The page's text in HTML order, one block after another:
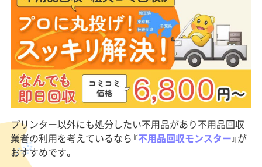
プリンター以外にも処分したい不用品があり不用品回収
業者の利用を考えているなら『不用品回収モンスター』が
おすすめです。